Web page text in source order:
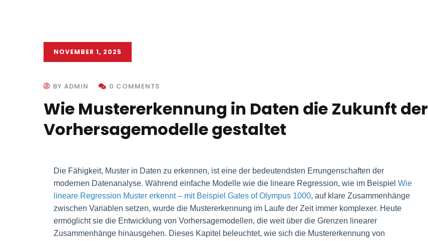
NOVEMBER 1, 2025
BY ADMIN 0 COMMENTS
Wie Mustererkennung in Daten die Zukunft der
Vorhersagemodelle gestaltet
Die Fähigkeit, Muster in Daten zu erkennen, ist eine der bedeutendsten Errungenschaften der
modernen Datenanalyse. Während einfache Modelle wie die lineare Regression, wie im Beispiel Wie
lineare Regression Muster erkennt – mit Beispiel Gates of Olympus 1000, auf klare Zusammenhänge
zwischen Variablen setzen, wurde die Mustererkennung im Laufe der Zeit immer komplexer. Heute
ermöglicht sie die Entwicklung von Vorhersagemodellen, die weit über die Grenzen linearer
Zusammenhänge hinausgehen. Dieses Kapitel beleuchtet, wie sich die Mustererkennung von